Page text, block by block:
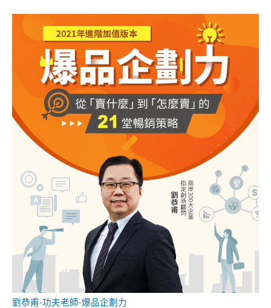
劉恭甫-功夫老師-爆品企劃力